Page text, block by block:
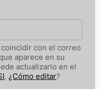
con el correo
aparece en su
actualizarlo en el
. ¿Cómo editar?